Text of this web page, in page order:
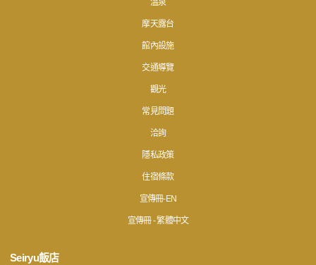
溫泉
摩天露台
館內設施
交通導覽
觀光
常見問題
洽詢
隱私政策
住宿條款
宣傳冊-EN
宣傳冊 - 繁體中文
Seiryu飯店